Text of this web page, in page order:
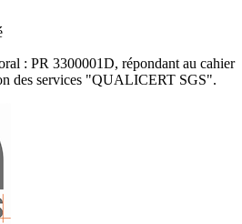
: PR 3300001D, répondant au cahier
des services "QUALICERT SGS".